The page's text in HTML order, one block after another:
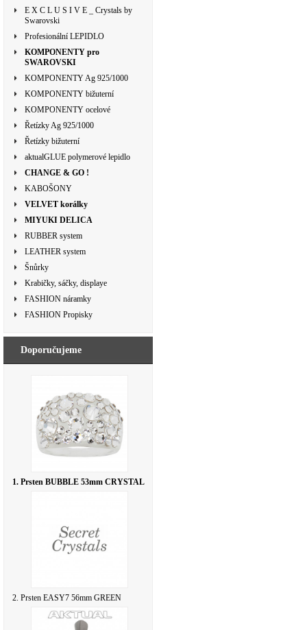
E X C L U S I V E _ Crystals by
Swarovski
Profesionální LEPIDLO
KOMPONENTY pro
SWAROVSKI
KOMPONENTY Ag 925/1000
KOMPONENTY bižuterní
KOMPONENTY ocelové
Řetízky Ag 925/1000
Řetízky bižuterní
aktualGLUE polymerové lepidlo
CHANGE & GO !
KABOŠONY
VELVET korálky
MIYUKI DELICA
RUBBER system
LEATHER system
Šnůrky
Krabičky, sáčky, displaye
FASHION náramky
FASHION Propisky
Doporučujeme
1. Prsten BUBBLE 53mm CRYSTAL
2. Prsten EASY7 56mm GREEN